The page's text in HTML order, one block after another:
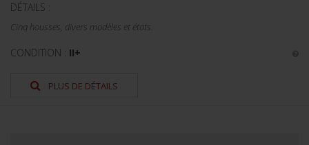
DÉTAILS :
Cinq housses, divers modèles et états.
CONDITION : II+
PLUS DE DÉTAILS